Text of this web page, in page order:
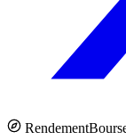
Rendement